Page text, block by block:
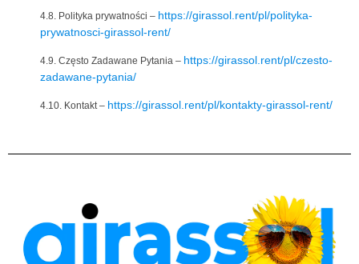
4.8. Polityka prywatności – https://girassol.rent/pl/polityka-
prywatnosci-girassol-rent/
4.9. Często Zadawane Pytania – https://girassol.rent/pl/czesto-
zadawane-pytania/
4.10. Kontakt – https://girassol.rent/pl/kontakty-girassol-rent/